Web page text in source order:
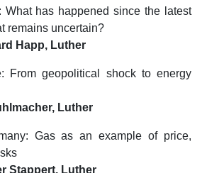
What has happened since the latest
remains uncertain?
Happ, Luther
From geopolitical shock to energy
Luther
Gas as an example of price,
Stappert, Luther